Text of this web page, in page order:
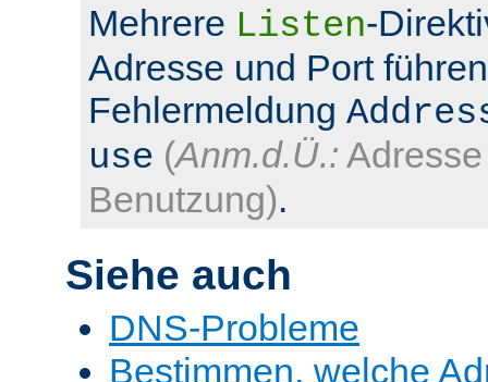
Mehrere Listen-
Adresse und Port
Fehlermeldung
use (Anm.d.Ü.:
Benutzung).
Siehe auch
DNS-Probleme
Bestimmen, welche